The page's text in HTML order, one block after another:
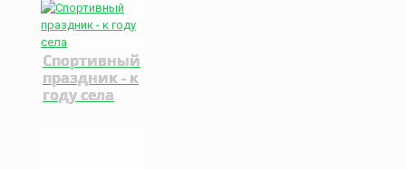
Спортивный
праздник - к
году села